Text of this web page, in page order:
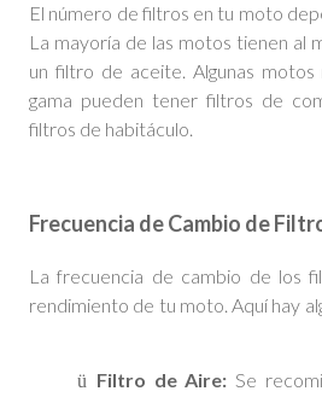
El número de filtros en tu moto
La mayoría de las motos tienen al
un filtro de aceite. Algunas
gama pueden tener filtros de
filtros de habitáculo.
Frecuencia de Cambio de
La frecuencia de cambio de los
rendimiento de tu moto. Aquí hay
ü Filtro de Aire: Se